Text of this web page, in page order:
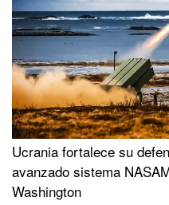
Ucrania fortalece su
avanzado sistema
Washington